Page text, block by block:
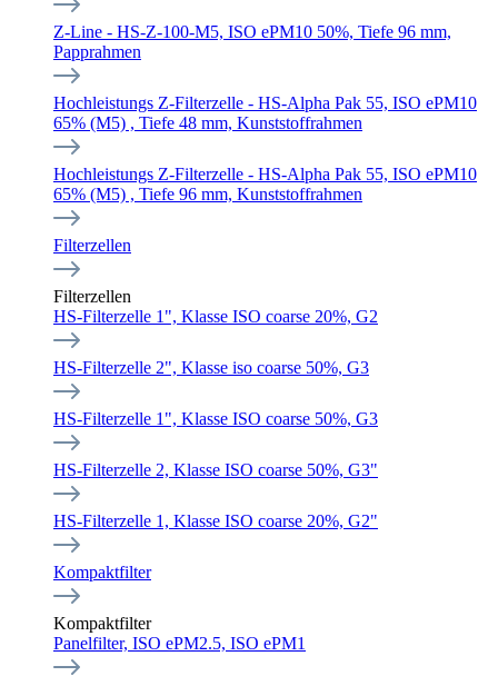
Z-Line - HS-Z-100-M5, ISO ePM10 50%, Tiefe 96 mm,
Papprahmen
Hochleistungs Z-Filterzelle - HS-Alpha Pak 55, ISO ePM10
65% (M5) , Tiefe 48 mm, Kunststoffrahmen
Hochleistungs Z-Filterzelle - HS-Alpha Pak 55, ISO ePM10
65% (M5) , Tiefe 96 mm, Kunststoffrahmen
Filterzellen
Filterzellen
HS-Filterzelle 1", Klasse ISO coarse 20%, G2
HS-Filterzelle 2", Klasse iso coarse 50%, G3
HS-Filterzelle 1", Klasse ISO coarse 50%, G3
HS-Filterzelle 2, Klasse ISO coarse 50%, G3"
HS-Filterzelle 1, Klasse ISO coarse 20%, G2"
Kompaktfilter
Kompaktfilter
Panelfilter, ISO ePM2.5, ISO ePM1